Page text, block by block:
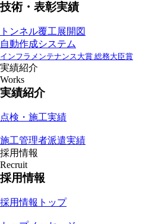
技術・表彰実績
トンネル覆工展開図
自動作成システム
インフラメンテナンス大賞 総務大臣賞
実績紹介
Works
実績紹介
点検・施工実績
施工管理者派遣実績
採用情報
Recruit
採用情報
採用情報トップ